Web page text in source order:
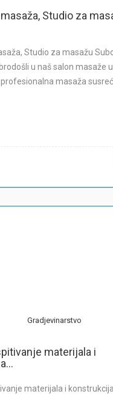
Studio za
Studio za masažu
u naš salon masaže
masaža
Gradjevinarstvo
materijala i
materijala i